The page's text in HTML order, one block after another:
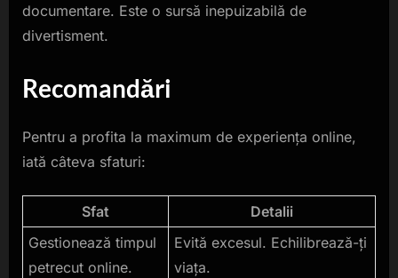
documentare. Este o sursă inepuizabilă de
divertisment.
Recomandări
Pentru a profita la maximum de experiența online,
iată câteva sfaturi:
Sfat
Detalii
Gestionează timpul
petrecut online.
Evită excesul. Echilibrează-ți
viața.